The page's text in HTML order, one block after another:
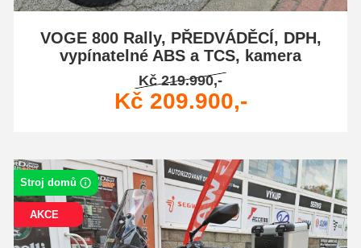
VOGE 800 Rally, PŘEDVÁDĚCÍ, DPH,
vypínatelné ABS a TCS, kamera
Kč 219.990,-
Kč 209.900,-
Stroj domů
AKCE